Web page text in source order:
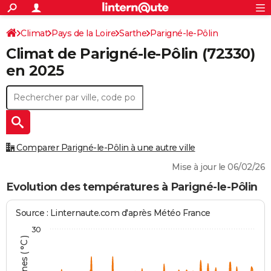
ACTUALITÉS
Politique
Société
Faits Divers
Education
Monde
Villes
+
SPORT
Coupe du monde 2026
Football
Tennis
Cyclisme
Rugby
Forum
Programme TV
TNT
Streaming
Cinéma
Sorties cinéma
Musique
+
FINANCE
Retraite
Impôts
Epargne
Immobilier
Risques naturels par ville
Banque
Assurance
Crédit
AUTO
Essais
Réserver un essai
Citadines
Berlines
SUV
Forum auto
+
HIGH-TECH
Forum
Aménagement intérieur
Extérieur
Cuisine
Salle de bains
Jardinage
Rangement
+WEEK-END
Guides de France
Escapades
Patrimoine
Expositions
Musées
Week-end nature
LIFESTYLE
Art de vivre
Bien-être
Loisirs
Modes de vie
SANTE
Alimentation
Guide de la santé
Maladies
Médicaments
Sommeil
VOYAGE
Rechercher
S'inscrire
Connexion
Climat Pays de la Loire Sarthe Parigné-le-Pôlin
Climat de Parigné-le-Pôlin (72330)
en 2025
Comparer Parigné-le-Pôlin à une autre ville
Mise à jour le 06/02/26
Evolution des températures à Parigné-le-Pôlin
Source : Linternaute.com d'après Météo France
30